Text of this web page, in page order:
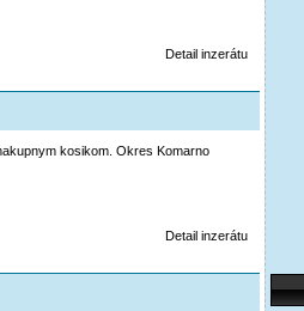
Detail inzerátu
kosikom. Okres Komarno
Detail inzerátu